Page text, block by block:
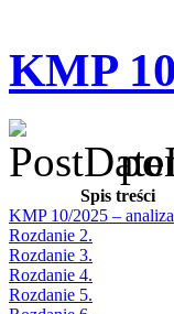
KMP
Spis treści
KMP 10/2025 –
Rozdanie 2.
Rozdanie 3.
Rozdanie 4.
Rozdanie 5.